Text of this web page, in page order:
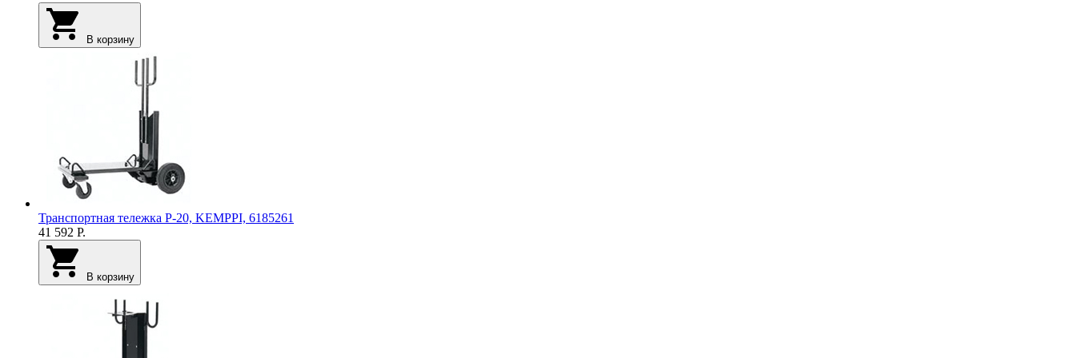
В корзину
Транспортная тележка P-20, KEMPPI, 6185261
41 592 Р.
В корзину